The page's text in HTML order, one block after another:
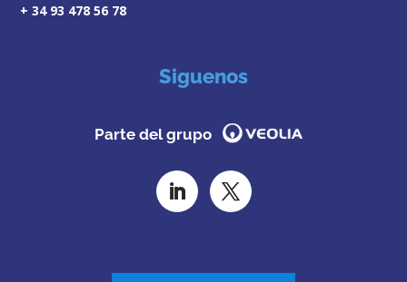
+ 34 93 478 56 78
Siguenos
Parte del grupo